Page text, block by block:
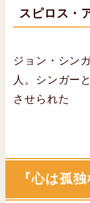
スピロス・
ジョン・シン
人。シンガー
させられた
『心は孤